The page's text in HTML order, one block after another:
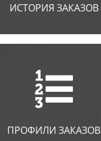
ИСТОРИЯ ЗАКАЗОВ
ПРОФИЛИ ЗАКАЗОВ